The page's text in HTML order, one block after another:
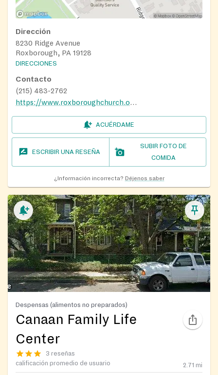
Dirección
8230 Ridge Avenue
Roxborough, PA 19128
DIRECCIONES
Contacto
(215) 483-2762
https://www.roxboroughchurch.org/the-table
ACUÉRDAME
ESCRIBIR UNA RESEÑA
SUBIR FOTO DE
COMIDA
¿Información incorrecta? Déjenos saber
Despensas (alimentos no preparados)
Canaan Family Life
Center
3 reseñas
calificación promedio de usuario
2.71 mi